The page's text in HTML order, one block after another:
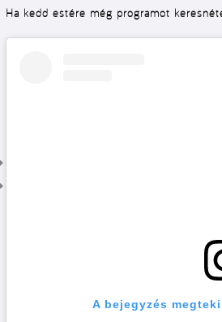
Ha kedd estére még programot
A bejegyzés